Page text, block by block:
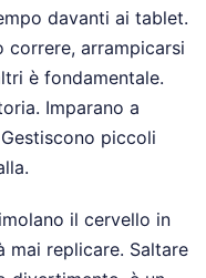
davanti ai tablet.
arrampicarsi
è fondamentale.
Imparano a
piccoli
il cervello in
mai replicare. Saltare